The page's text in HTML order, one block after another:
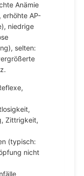
Anämie
erhöhte AP-
niedrige
selten:
Zittrigkeit,
(typisch:
nicht